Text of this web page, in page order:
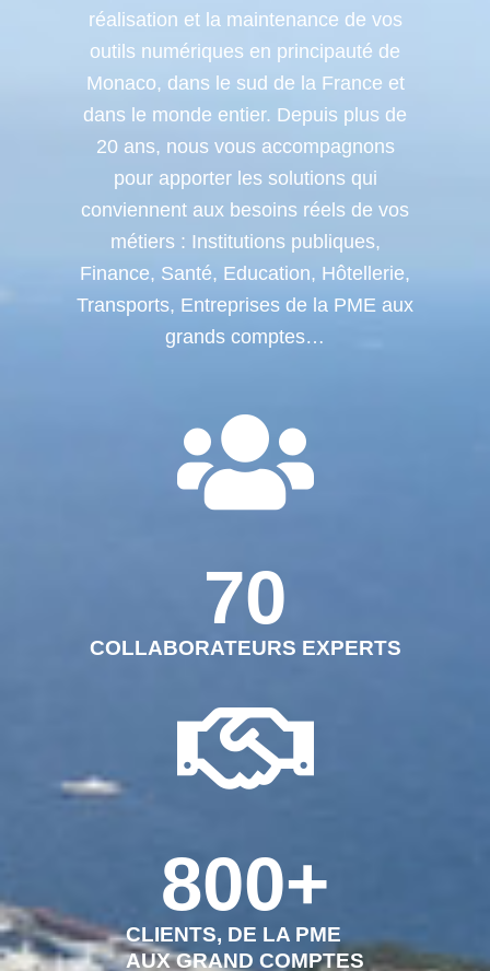
réalisation et la maintenance de vos
outils numériques en principauté de
Monaco, dans le sud de la France et
dans le monde entier. Depuis plus de
20 ans, nous vous accompagnons
pour apporter les solutions qui
conviennent aux besoins réels de vos
métiers : Institutions publiques,
Finance, Santé, Education, Hôtellerie,
Transports, Entreprises de la PME aux
grands comptes…
COLLABORATEURS EXPERTS
70
CLIENTS, DE LA PME
AUX GRAND COMPTES
800+